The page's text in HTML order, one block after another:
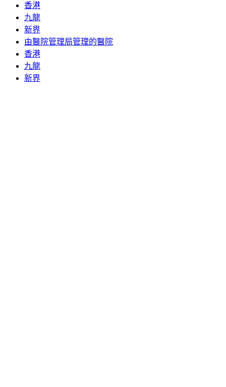
香港
九龍
新界
由醫院管理局管理的醫院
香港
九龍
新界